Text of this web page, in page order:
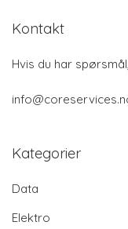
Kontakt
Hvis du har
Kategorier
Data
Elektro